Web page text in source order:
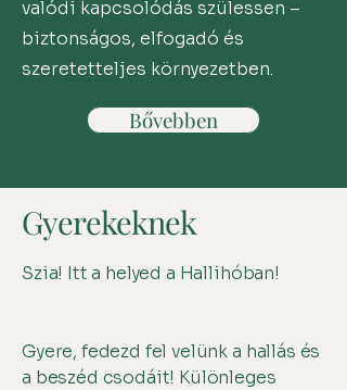
valódi kapcsolódás szülessen –
biztonságos, elfogadó és
szeretetteljes környezetben.
Bővebben
Gyerekeknek
Szia! Itt a helyed a Hallihóban!
Gyere, fedezd fel velünk a hallás és
a beszéd csodáit! Különleges